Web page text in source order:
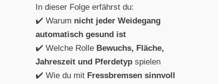
In dieser Folge erfährst du:
✔️ Warum nicht jeder Weidegang
automatisch gesund ist
✔️ Welche Rolle Bewuchs, Fläche,
Jahreszeit und Pferdetypspielen
✔️ Wie du mit Fressbremsen sinnvoll